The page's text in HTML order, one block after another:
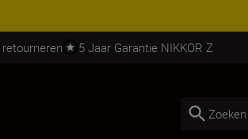
compleet
5 Jaar Garantie NIKKOR Z
Zoeken